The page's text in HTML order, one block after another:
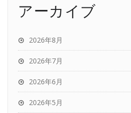
アーカイブ
2026年8月
2026年7月
2026年6月
2026年5月